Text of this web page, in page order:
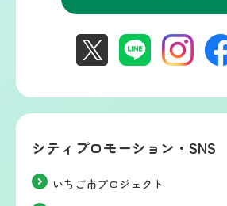
シティプロモーション・SNS
いちご市プロジェクト